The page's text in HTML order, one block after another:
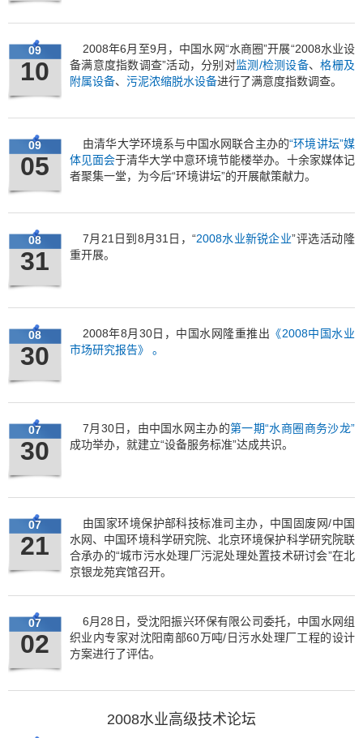
09
10
2008年6月至9月，中国水网“水商圈”开展“2008水业设
备满意度指数调查”活动，分别对监测/检测设备、 格栅及
附属设备、 污泥浓缩脱水设备进行了满意度指数调查。
09
05
由清华大学环境系与中国水网联合主办的“环境讲坛”媒
体见面会于清华大学中意环境节能楼举办。十余家媒体记
者聚集一堂，为今后“环境讲坛”的开展献策献力。
08
31
7月21日到8月31日，“2008水业新锐企业”评选活动隆
重开展。
08
30
2008年8月30日，中国水网隆重推出 《2008中国水业
市场研究报告》 。
07
30
7月30日，由中国水网主办的第一期“水商圈商务沙龙”
成功举办，就建立“设备服务标准”达成共识。
07
21
由国家环境保护部科技标准司主办，中国固废网/中国
水网、中国环境科学研究院、北京环境保护科学研究院联
合承办的“城市污水处理厂污泥处理处置技术研讨会”在北
京银龙苑宾馆召开。
07
02
6月28日，受沈阳振兴环保有限公司委托，中国水网组
织业内专家对沈阳南部60万吨/日污水处理厂工程的设计
方案进行了评估。
2008水业高级技术论坛